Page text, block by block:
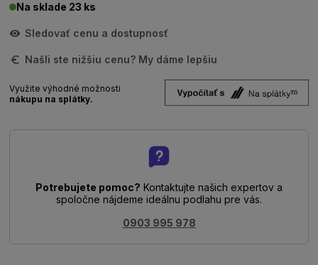
Na sklade 23 ks
Sledovať cenu a dostupnosť
Našli ste nižšiu cenu? My dáme lepšiu
Využite výhodné možnosti
nákupu na splátky.
Potrebujete pomoc? Kontaktujte našich expertov a
spoločne nájdeme ideálnu podlahu pre vás.
0903 995 978